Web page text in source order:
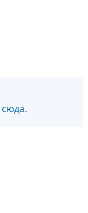
сюда.